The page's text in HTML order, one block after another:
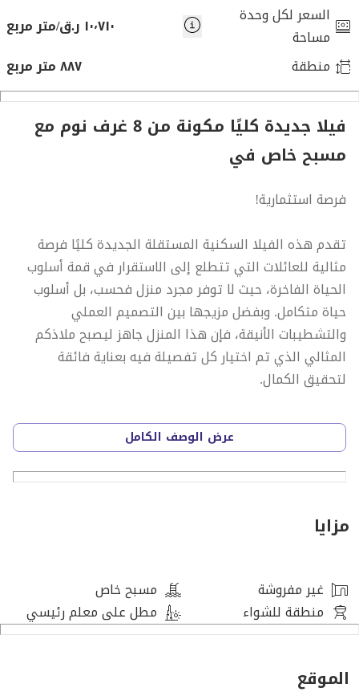
السعر لكل وحدة
مساحة
١٠٬٧١٠ ر.ق/متر مربع
منطقة
٨٨٧ متر مربع
فيلا جديدة كليًا مكونة من 8 غرف نوم مع
مسبح خاص في
فرصة استثمارية!
تقدم هذه الفيلا السكنية المستقلة الجديدة كليًا فرصة
مثالية للعائلات التي تتطلع إلى الاستقرار في قمة أسلوب
الحياة الفاخرة، حيث لا توفر مجرد منزل فحسب، بل أسلوب
حياة متكامل. وبفضل مزيجها بين التصميم العملي
والتشطيبات الأنيقة، فإن هذا المنزل جاهز ليصبح ملاذكم
المثالي الذي تم اختيار كل تفصيلة فيه بعناية فائقة
لتحقيق الكمال.
سواء كنت تبحث عن منزل للسكن أو للاستثمار، فإن هذه
الفيلا تمثل فرصة نادرة لامتلاك منزل فاخر مع مسبح خاص،
لتشكل واحة تجمع بين الراحة والأناقة والعملية بشكل مثالي.
مميزات الفيلا:
مستقلة (Stand Alone)
غير مفروشة
8 غرف نوم ماستر
غرفة خادمة وسائق في ملحق خارجي
عرض الوصف الكامل
مزايا
غير مفروشة
مسبح خاص
منطقة للشواء
مطل على معلم رئيسي
الموقع